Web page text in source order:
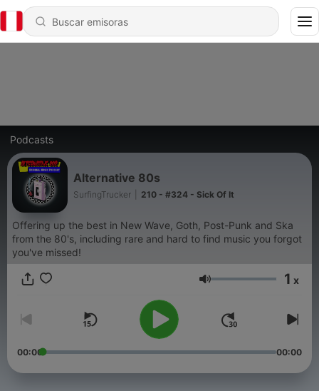
Podcasts
Alternative 80s
SurfingTrucker 210 - #324 - Sick Of It
Offering up the best in New Wave, Goth, Post-Punk and Ska
from the 80's, including rare and hard to find music you forgot
you've missed!
Volumen 1 x
00:00 00:00